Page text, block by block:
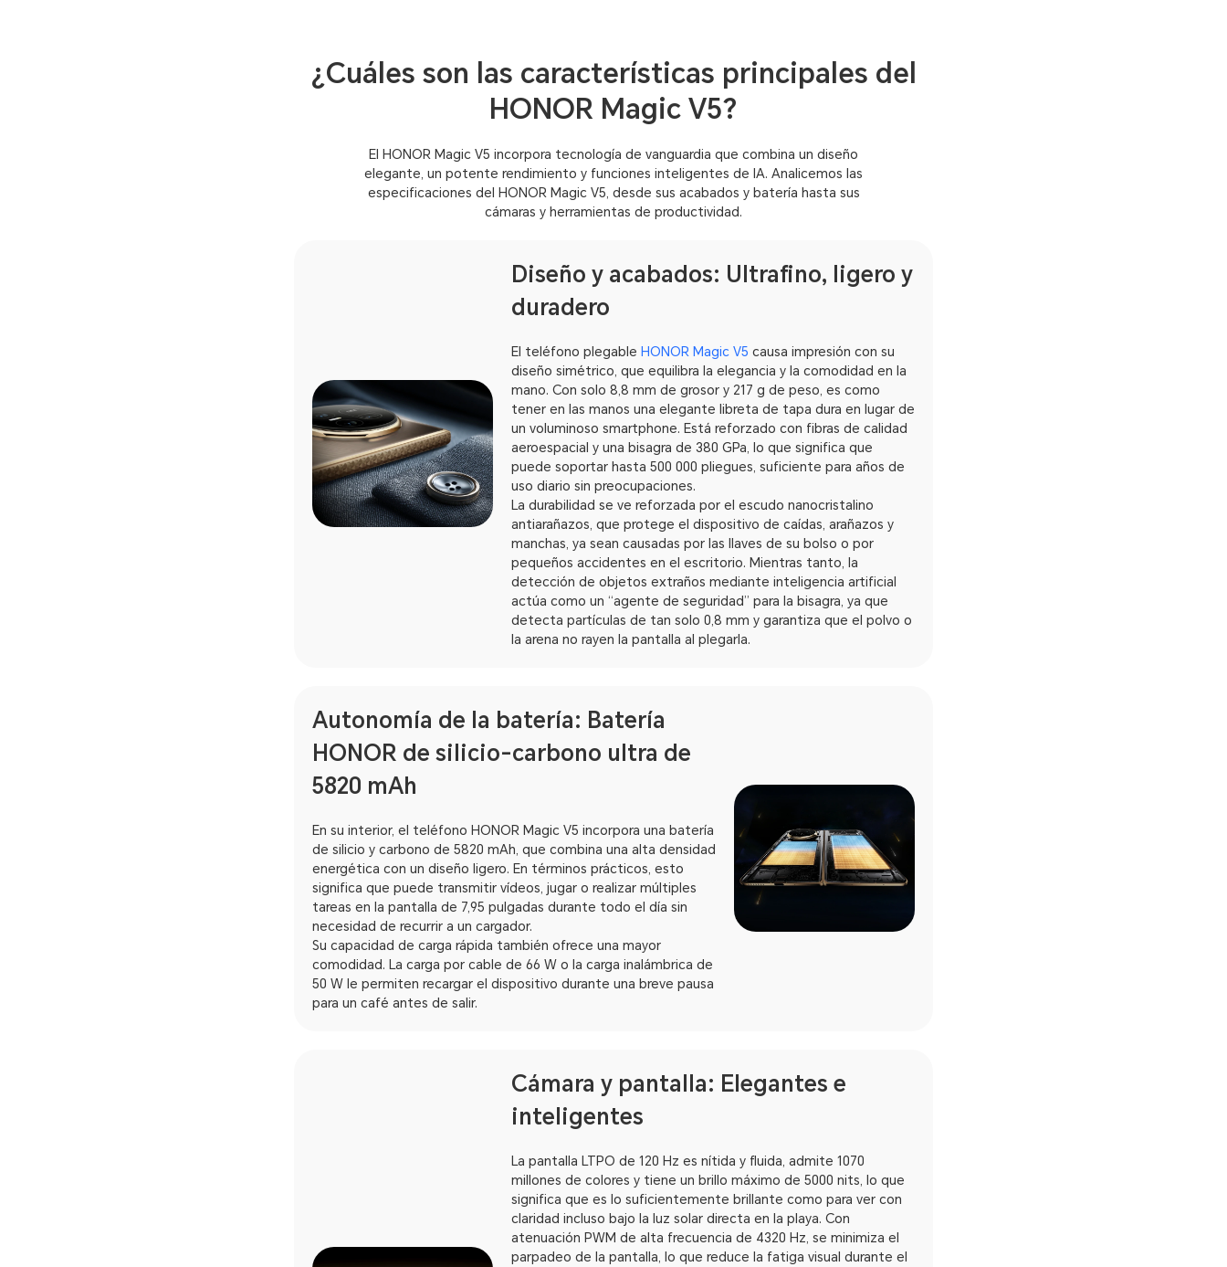
¿Cuáles son las características principales del
HONOR Magic V5?
El HONOR Magic V5 incorpora tecnología de vanguardia que combina un diseño
elegante, un potente rendimiento y funciones inteligentes de IA. Analicemos las
especificaciones del HONOR Magic V5, desde sus acabados y batería hasta sus
cámaras y herramientas de productividad.
Diseño y acabados: Ultrafino, ligero y
duradero
El teléfono plegable HONOR Magic V5 causa impresión con su
diseño simétrico, que equilibra la elegancia y la comodidad en la
mano. Con solo 8,8 mm de grosor y 217 g de peso, es como
tener en las manos una elegante libreta de tapa dura en lugar de
un voluminoso smartphone. Está reforzado con fibras de calidad
aeroespacial y una bisagra de 380 GPa, lo que significa que
puede soportar hasta 500 000 pliegues, suficiente para años de
uso diario sin preocupaciones.
La durabilidad se ve reforzada por el escudo nanocristalino
antiarañazos, que protege el dispositivo de caídas, arañazos y
manchas, ya sean causadas por las llaves de su bolso o por
pequeños accidentes en el escritorio. Mientras tanto, la
detección de objetos extraños mediante inteligencia artificial
actúa como un “agente de seguridad” para la bisagra, ya que
detecta partículas de tan solo 0,8 mm y garantiza que el polvo o
la arena no rayen la pantalla al plegarla.
Autonomía de la batería: Batería
HONOR de silicio-carbono ultra de
5820 mAh
En su interior, el teléfono HONOR Magic V5 incorpora una batería
de silicio y carbono de 5820 mAh, que combina una alta densidad
energética con un diseño ligero. En términos prácticos, esto
significa que puede transmitir vídeos, jugar o realizar múltiples
tareas en la pantalla de 7,95 pulgadas durante todo el día sin
necesidad de recurrir a un cargador.
Su capacidad de carga rápida también ofrece una mayor
comodidad. La carga por cable de 66 W o la carga inalámbrica de
50 W le permiten recargar el dispositivo durante una breve pausa
para un café antes de salir.
Cámara y pantalla: Elegantes e
inteligentes
La pantalla LTPO de 120 Hz es nítida y fluida, admite 1070
millones de colores y tiene un brillo máximo de 5000 nits, lo que
significa que es lo suficientemente brillante como para ver con
claridad incluso bajo la luz solar directa en la playa. Con
atenuación PWM de alta frecuencia de 4320 Hz, se minimiza el
parpadeo de la pantalla, lo que reduce la fatiga visual durante el